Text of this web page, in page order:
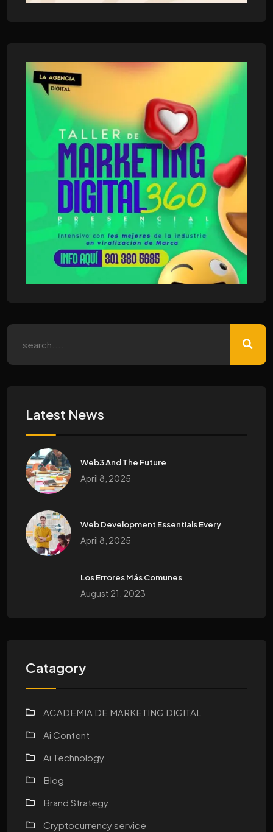
Latest News
Web3 And The Future
April 8, 2025
Web Development Essentials Every
April 8, 2025
Los Errores Más Comunes
August 21, 2023
Catagory
ACADEMIA DE MARKETING DIGITAL
Ai Content
Ai Technology
Blog
Brand Strategy
Cryptocurrency service